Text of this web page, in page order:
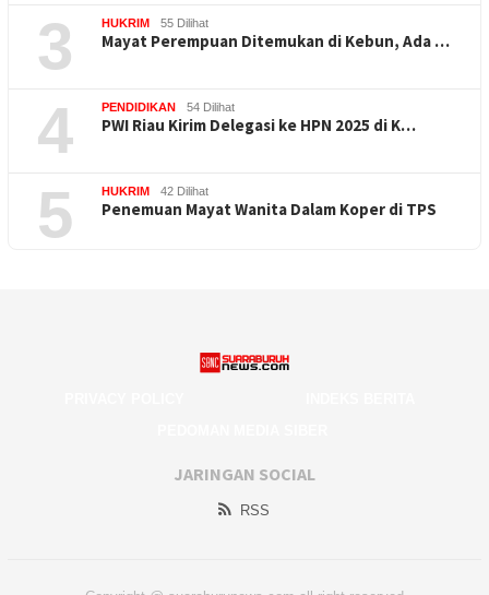
3 HUKRIM 55 Dilihat
Mayat Perempuan Ditemukan di Kebun, Ada …
4 PENDIDIKAN 54 Dilihat
PWI Riau Kirim Delegasi ke HPN 2025 di K…
5 HUKRIM 42 Dilihat
Penemuan Mayat Wanita Dalam Koper di TPS
JARINGAN SOCIAL
RSS